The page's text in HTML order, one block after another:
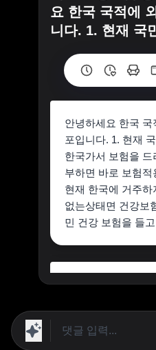
요 한국 국적에
니다. 1. 현재 국
안녕하세요 한국
포입니다. 1. 현재
한국가서 보험을
부하면 바로 보험
현재 한국에 거주
없는상태면 건강보
민 건강 보험을 들
국민 건강보험 등
바로 사용 가능해요!